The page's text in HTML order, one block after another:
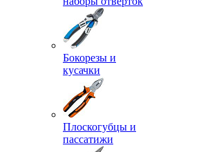
Бокорезы и
кусачки
Плоскогубцы и
пассатижи